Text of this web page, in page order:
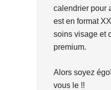
calendrier pour
est en format
soins visage et
premium.
Alors soyez
vous le !!